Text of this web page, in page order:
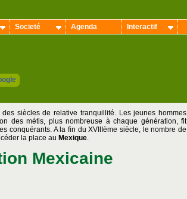
Societé Agenda Interactif
siècles de relative tranquillité. Les jeunes hommes
des métis, plus nombreuse à chaque génération, fit
conquérants. A la fin du XVIIIème siècle, le nombre de
céder la place au Mexique.
Mexicaine